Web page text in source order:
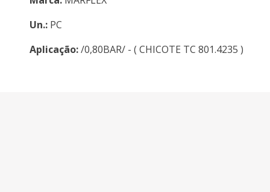
Un.: PC
Aplicação:/0,80BAR/ - ( CHICOTE TC 801.4235 )